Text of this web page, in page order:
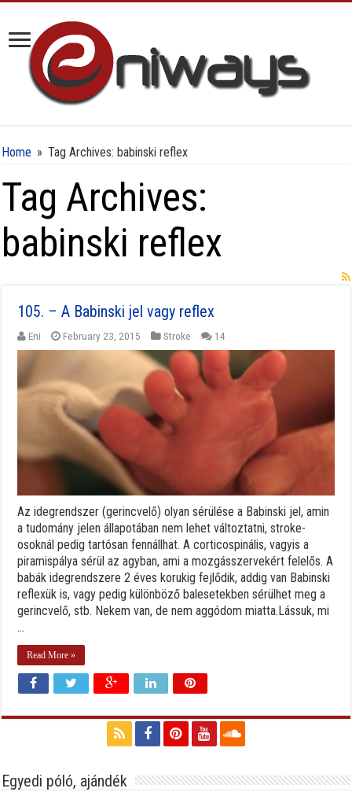
Home » Tag Archives: babinski reflex
Tag Archives:
babinski reflex
105. – A Babinski jel vagy reflex
Eni February 23, 2015 Stroke 14
Az idegrendszer (gerincvelő) olyan sérülése a Babinski jel, amin
a tudomány jelen állapotában nem lehet változtatni, stroke-
osoknál pedig tartósan fennállhat. A corticospinális, vagyis a
piramispálya sérül az agyban, ami a mozgásszervekért felelős. A
babák idegrendszere 2 éves korukig fejlődik, addig van Babinski
reflexük is, vagy pedig különböző balesetekben sérülhet meg a
gerincvelő, stb. Nekem van, de nem aggódom miatta.Lássuk, mi
...
Read More »
Egyedi póló, ajándék